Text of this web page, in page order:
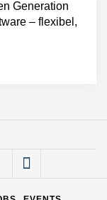
Generation
– flexibel,
Pyck
offen,